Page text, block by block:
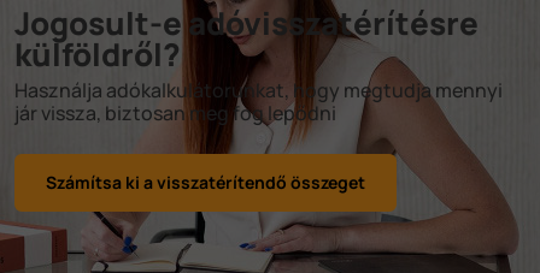
Jogosult-e adóvisszatérítésre
külföldről?
Használja adókalkulátorunkat, hogy megtudja mennyi
jár vissza, biztosan meg fog lepődni
Számítsa ki a visszatérítendő összeget